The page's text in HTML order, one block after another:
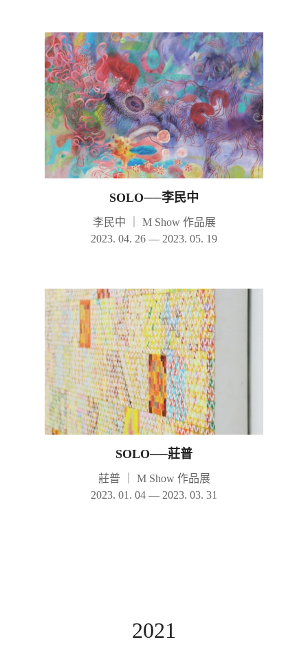
SOLO──李民中
李民中
M Show 作品展
2023. 04. 26 — 2023. 05. 19
SOLO──莊普
莊普
M Show 作品展
2023. 01. 04 — 2023. 03. 31
2021